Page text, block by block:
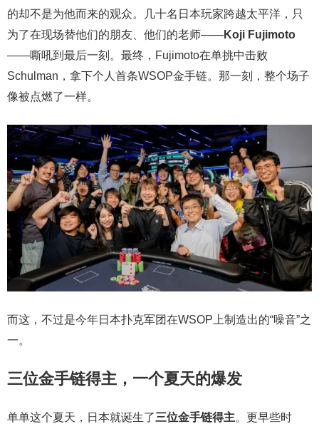
的却不是为他而来的观众。几十名日本玩家跨越太平洋，只
为了在现场替他们的朋友、他们的老师——Koji Fujimoto
——嘶吼到最后一刻。最终，Fujimoto在单挑中击败
Schulman，拿下个人首条WSOP金手链。那一刻，整个场子
像被点燃了一样。
而这，不过是今年日本扑克军团在WSOP上制造出的“噪音”之
一。
三位金手链得主，一个夏天的爆发
单单这个夏天，日本就诞生了三位金手链得主。更早些时